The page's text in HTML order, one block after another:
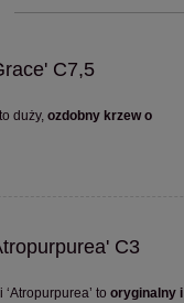
C7,5
duży, ozdobny krzew o
C3
tooryginalny i